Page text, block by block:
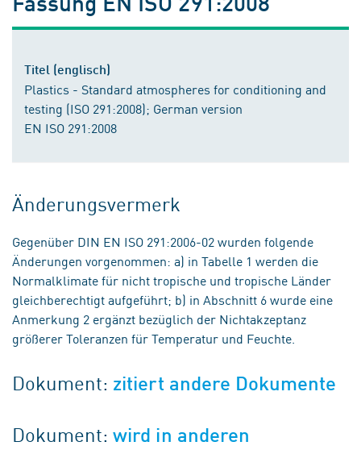
Titel (englisch)
Plastics - Standard atmospheres for conditioning and
testing (ISO 291:2008); German version
EN ISO 291:2008
Änderungsvermerk
Gegenüber DIN EN ISO 291:2006-02 wurden folgende
Änderungen vorgenommen: a) in Tabelle 1 werden die
Normalklimate für nicht tropische und tropische Länder
gleichberechtigt aufgeführt; b) in Abschnitt 6 wurde eine
Anmerkung 2 ergänzt bezüglich der Nichtakzeptanz
größerer Toleranzen für Temperatur und Feuchte.
Dokument: zitiert andere Dokumente
Dokument:wird in anderen